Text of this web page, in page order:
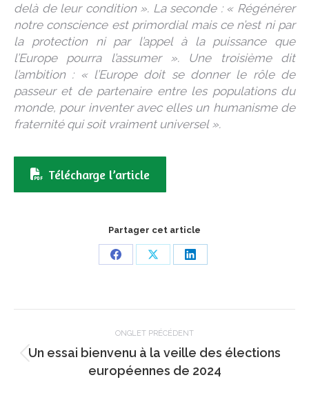
delà de leur condition ». La seconde : « Régénérer
notre conscience est primordial mais ce n’est ni par
la protection ni par l’appel à la puissance que
l’Europe pourra l’assumer ». Une troisième dit
l’ambition : « l’Europe doit se donner le rôle de
passeur et de partenaire entre les populations du
monde, pour inventer avec elles un humanisme de
fraternité qui soit vraiment universel ».
Télécharge l’article
Partager cet article
Share
Share
Share
commentaire
ONGLET PRÉCÉDENT
Onglet
précédent
Un essai bienvenu à la veille des élections
européennes de 2024